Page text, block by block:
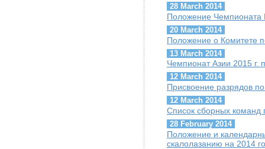
28 March 2014
Положение Чемпионата
20 March 2014
Положение о Комитете
13 March 2014
Чемпионат Азии 2015 г.
12 March 2014
Присвоение разрядов
12 March 2014
Список сборных команд
28 February 2014
Положение и
скалолазанию на 2014